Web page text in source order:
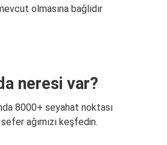
olmasına bağlıdır
neresi var?
8000+ seyahat noktası
ağımızı keşfedin.